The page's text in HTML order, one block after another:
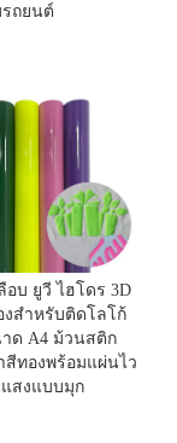
ถยนต์
อบ ยูวี ไฮโดร 3D
งสำหรับติดโลโก้
ด A4 ม้วนสติก
สีทองพร้อมแผ่นไว
สงแบบมุก